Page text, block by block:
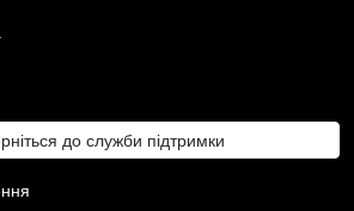
до служби підтримки